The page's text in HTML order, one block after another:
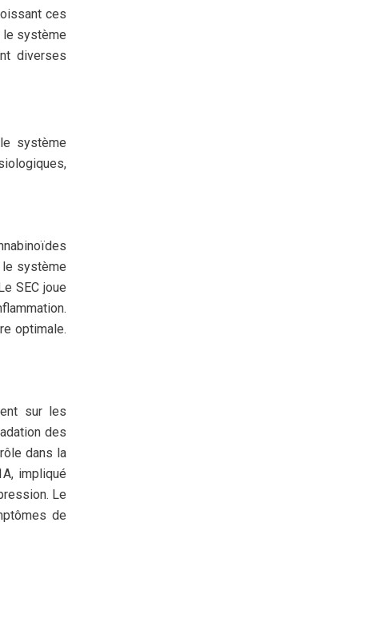
ces
le système
diverses
système
système
SEC joue
optimale.
sur les
des
dans la
impliqué
Le
de